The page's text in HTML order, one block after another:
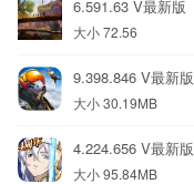
6.591.63 V最新版
大小 72.56
9.398.846 V最新版
大小 30.19MB
4.224.656 V最新版
大小 95.84MB